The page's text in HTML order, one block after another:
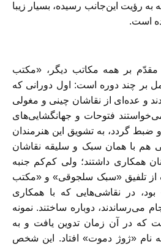
به رؤيت اين‌‌جانب رسيده، بسيار زيبا
است.
بر همه مكاتب ديگر، «مكتب
بر چند دوره است: اول دورانی كه
و عده‌ای از نقاشان چينی و مغولی
فتوحات و جهانگشايی‌های
و ضبط گردد، به تشويق اين هنرمندان
هم با همان سبک و سليقه نقاشان
همكاری داشتند؛ ولی كم‌كم جنبه
از تلفيق «سبک سلجوقی» و «مكتب
بود، در نقاشی‌هايی كه با همكاری
می‌رساندند، دوباره ساختند. نمونه
كه در آن زمان تدوين يافت و به
نام «ژوژ دموت» افتاد. اين شخص